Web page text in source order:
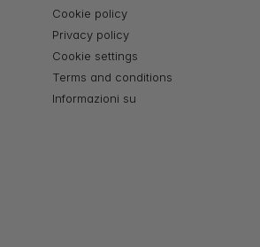
Cookie policy
Privacy policy
Cookie settings
Terms and conditions
Informazioni su